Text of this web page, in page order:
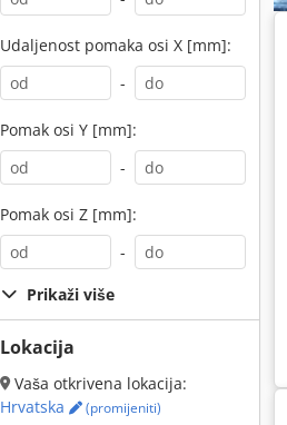
Udaljenost pomaka osi X [mm]:
-
Pomak osi Y [mm]:
-
Pomak osi Z [mm]:
-
Prikaži više
Lokacija
Vaša otkrivena lokacija:
Hrvatska
(promijeniti)